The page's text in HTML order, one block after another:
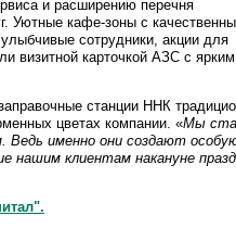
и расширению перечня
Уютные кафе-зоны с
сотрудники, акции для
визитной карточкой АЗС с ярким
станции ННК
цветах компании. «Мы
Ведь именно они создают
нашим клиентам накануне